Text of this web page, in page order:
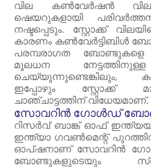
വില കൺവേർഷൻ
ഷെയറുകളായി
നഷ്ടപ്പെടും. സ്റ്റോക്ക്
കാരണം കൺവേർട്ടിബിൾ
പരമ്പരാഗത ബോണ്ടുകളെ
മൂലധന
ചെയ്യുന്നുണ്ടെങ്കിലും,
ഇപ്പോഴും സ്റ്റോക്ക്
ചാഞ്ചാട്ടത്തിന് വിധേയമാണ്.
സോവറിൻ ഗോൾഡ്
റിസർവ് ബാങ്ക് ഓഫ്
ഇന്ത്യാ ഗവൺമെന്റ്
ഓപ്ഷനാണ് സോവറിൻ
ബോണ്ടുകളുടെയും